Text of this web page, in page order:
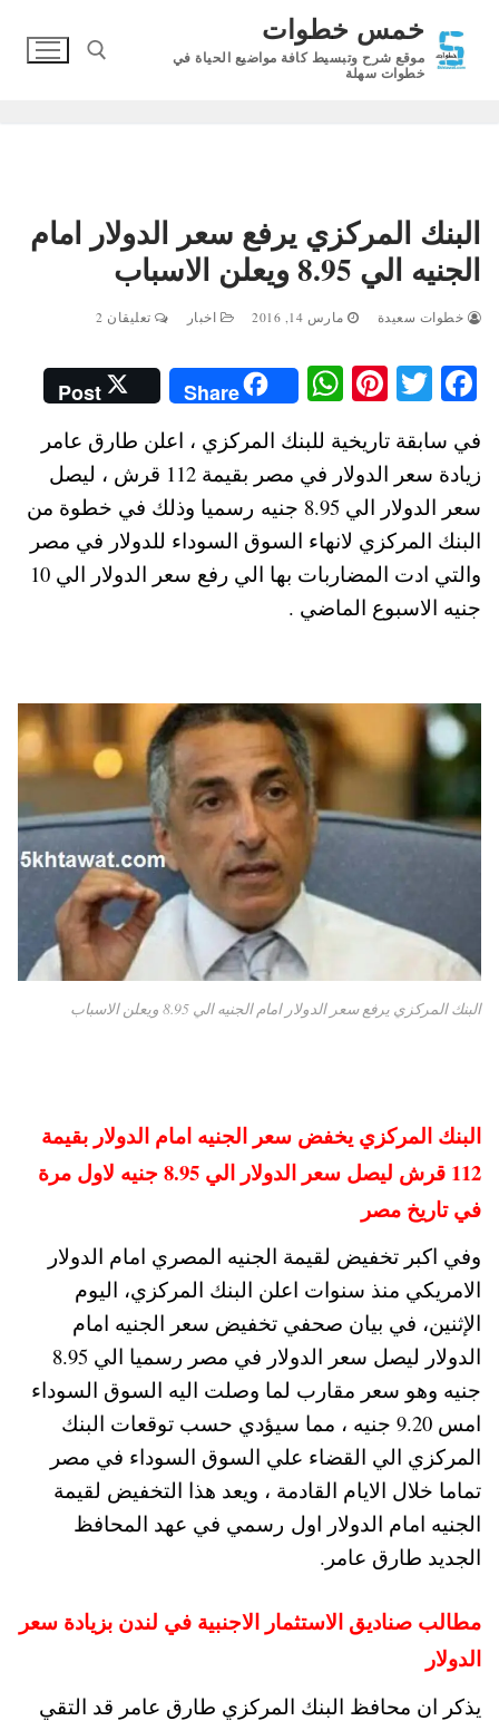
المحتوى
خمس خطوات
موقع شرح وتبسيط كافة مواضيع الحياة في
خطوات سهلة
البنك المركزي يرفع سعر الدولار امام
الجنيه الي 8.95 ويعلن الاسباب
خطوات سعيدة مارس 14, 2016 اخبار تعليقان 2
Fa
ce
bo
ok
T
wi
tte
r
Pi
er
es
t
W
ha
ts
A
pp
Share
Post
في سابقة تاريخية للبنك المركزي ، اعلن طارق عامر
زيادة سعر الدولار في مصر بقيمة 112 قرش ، ليصل
سعر الدولار الي 8.95 جنيه رسميا وذلك في خطوة من
البنك المركزي لانهاء السوق السوداء للدولار في مصر
والتي ادت المضاربات بها الي رفع سعر الدولار الي 10
جنيه الاسبوع الماضي .
البنك المركزي يرفع سعر الدولار امام الجنيه الي 8.95 ويعلن الاسباب
البنك المركزي يخفض سعر الجنيه امام الدولار بقيمة
112 قرش ليصل سعر الدولار الي 8.95 جنيه لاول مرة
في تاريخ مصر
وفي اكبر تخفيض لقيمة الجنيه المصري امام الدولار
الامريكي منذ سنوات اعلن البنك المركزي، اليوم
الإثنين، في بيان صحفي تخفيض سعر الجنيه امام
الدولار ليصل سعر الدولار في مصر رسميا الي 8.95
جنيه وهو سعر مقارب لما وصلت اليه السوق السوداء
امس 9.20 جنيه ، مما سيؤدي حسب توقعات البنك
المركزي الي القضاء علي السوق السوداء في مصر
تماما خلال الايام القادمة ، ويعد هذا التخفيض لقيمة
الجنيه امام الدولار اول رسمي في عهد المحافظ
الجديد طارق عامر.
مطالب صناديق الاستثمار الاجنبية في لندن بزيادة سعر
الدولار
يذكر ان محافظ البنك المركزي طارق عامر قد التقي